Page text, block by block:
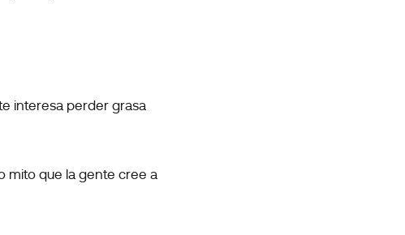
interesa perder grasa
mito que la gente cree a